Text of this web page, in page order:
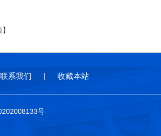
联系我们 收藏本站
号